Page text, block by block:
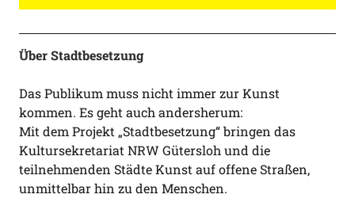
Über Stadtbesetzung
Das Publikum muss nicht immer zur Kunst
kommen. Es geht auch andersherum:
Mit dem Projekt „Stadtbesetzung“ bringen das
Kultursekretariat NRW Gütersloh und die
teilnehmenden Städte Kunst auf offene Straßen,
unmittelbar hin zu den Menschen.